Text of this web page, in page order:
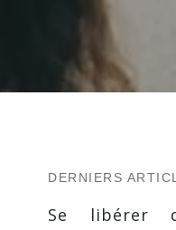
DERNIERS
Se libérer